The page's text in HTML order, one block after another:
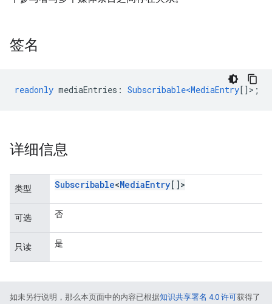
签名
readonly mediaEntries : Subscribable<MediaEntry[]>;
详细信息
类型 Subscribable<MediaEntry[]>
可选 否
只读 是
如未另行说明，那么本页面中的内容已根据知识共享署名 4.0 许可获得了